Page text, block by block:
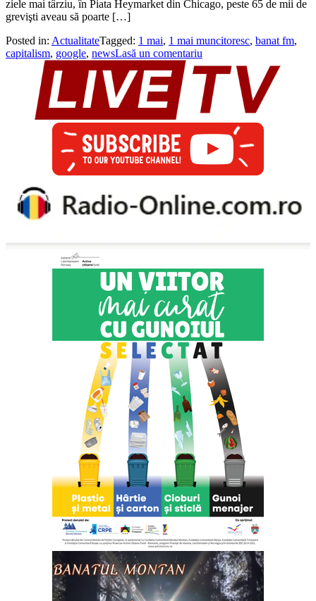
ziele mai târziu, în Piata Heymarket din Chicago, peste 65 de mii de
grevişti aveau să poarte […]
Posted in: ActualitateTagged: 1 mai, 1 mai muncitoresc, banat fm,
capitalism, google, newsLasă un comentariu